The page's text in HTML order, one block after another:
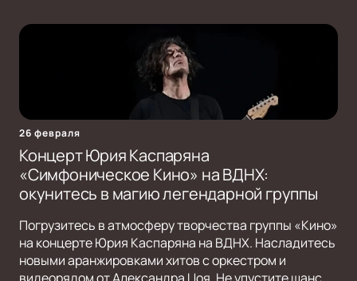
26 февраля
Концерт Юрия Каспаряна
«Симфоническое Кино» на ВДНХ:
окунитесь в магию легендарной группы
Погрузитесь в атмосферу творчества группы «Кино»
на концерте Юрия Каспаряна на ВДНХ. Насладитесь
новыми аранжировками хитов с оркестром и